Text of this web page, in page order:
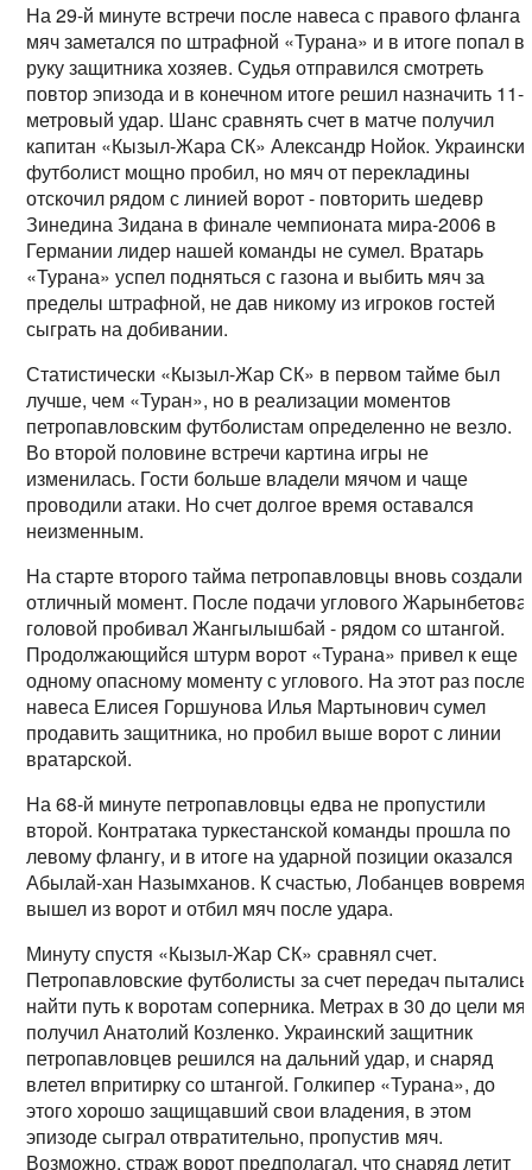
На 29-й минуте встречи после навеса с правого фланга
мяч заметался по штрафной «Турана» и в итоге попал в
руку защитника хозяев. Судья отправился смотреть
повтор эпизода и в конечном итоге решил назначить 11-
метровый удар. Шанс сравнять счет в матче получил
капитан «Кызыл-Жара СК» Александр Нойок.
футболист мощно пробил, но мяч от перекладины
отскочил рядом с линией ворот - повторить шедевр
Зинедина Зидана в финале чемпионата мира-2006 в
Германии лидер нашей команды не сумел. Вратарь
«Турана» успел подняться с газона и выбить мяч за
пределы штрафной, не дав никому из игроков гостей
сыграть на добивании.
Статистически «Кызыл-Жар СК» в первом тайме был
лучше, чем «Туран», но в реализации моментов
петропавловским футболистам определенно не везло.
Во второй половине встречи картина игры не
изменилась. Гости больше владели мячом и чаще
проводили атаки. Но счет долгое время оставался
неизменным.
На старте второго тайма петропавловцы вновь создали
отличный момент. После подачи углового Жарынбетова
головой пробивал Жангылышбай - рядом со штангой.
Продолжающийся штурм ворот «Турана» привел к еще
одному опасному моменту с углового. На этот раз после
навеса Елисея Горшунова Илья Мартынович сумел
продавить защитника, но пробил выше ворот с линии
вратарской.
На 68-й минуте петропавловцы едва не пропустили
второй. Контратака туркестанской команды прошла по
левому флангу, и в итоге на ударной позиции оказался
Абылай-хан Назымханов. К счастью, Лобанцев вовремя
вышел из ворот и отбил мяч после удара.
Минуту спустя «Кызыл-Жар СК» сравнял счет.
Петропавловские футболисты за счет передач пытались
найти путь к воротам соперника. Метрах в 30 до цели
получил Анатолий Козленко. Украинский защитник
петропавловцев решился на дальний удар, и снаряд
влетел впритирку со штангой. Голкипер «Турана», до
этого хорошо защищавший свои владения, в этом
эпизоде сыграл отвратительно, пропустив мяч.
Возможно, страж ворот предполагал, что снаряд летит